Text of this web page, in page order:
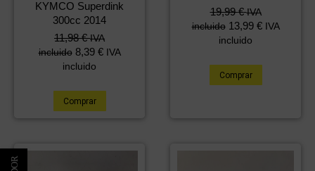
KYMCO Superdink
300cc 2014
11,98€ IVA
incluido 8,39 € IVA
incluido
Comprar
19,99€ IVA
incluido 13,99 € IVA
incluido
Comprar